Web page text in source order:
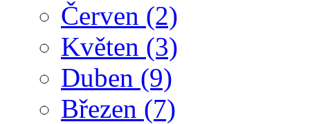
Červen (2)
Květen (3)
Duben (9)
Březen (7)